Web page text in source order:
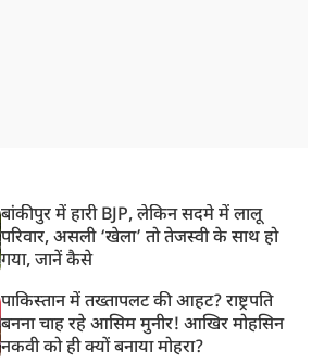
बांकीपुर में हारी BJP, लेकिन सदमे में लालू
परिवार, असली ‘खेला’ तो तेजस्वी के साथ हो
गया, जानें कैसे
पाकिस्तान में तख्तापलट की आहट? राष्ट्रपति
बनना चाह रहे आसिम मुनीर! आखिर मोहसिन
नकवी को ही क्यों बनाया मोहरा?